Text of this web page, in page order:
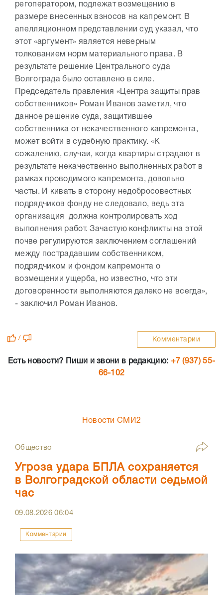
регоператором, подлежат возмещению в
размере внесенных взносов на капремонт. В
апелляционном представлении суд указал, что
этот «аргумент» является неверным
толкованием норм материального права. В
результате решение Центрального суда
Волгограда было оставлено в силе.
Председатель правления «Центра защиты прав
собственников» Роман Иванов заметил, что
данное решение суда, защитившее
собственника от некачественного капремонта,
может войти в судебную практику. «К
сожалению, случаи, когда квартиры страдают в
результате некачественно выполненных работ в
рамках проводимого капремонта, довольно
часты. И кивать в сторону недобросовестных
подрядчиков фонду не следовало, ведь эта
организация должна контролировать ход
выполнения работ. Зачастую конфликты на этой
почве регулируются заключением соглашений
между пострадавшим собственником,
подрядчиком и фондом капремонта о
возмещении ущерба, но известно, что эти
договоренности выполняются далеко не всегда»,
- заключил Роман Иванов.
/ Комментарии
Есть новости? Пиши и звони в редакцию: +7 (937) 55-
66-102
Новости СМИ2
Общество
Угроза удара БПЛА сохраняется
в Волгоградской области седьмой
час
09.08.202606:04
Комментарии